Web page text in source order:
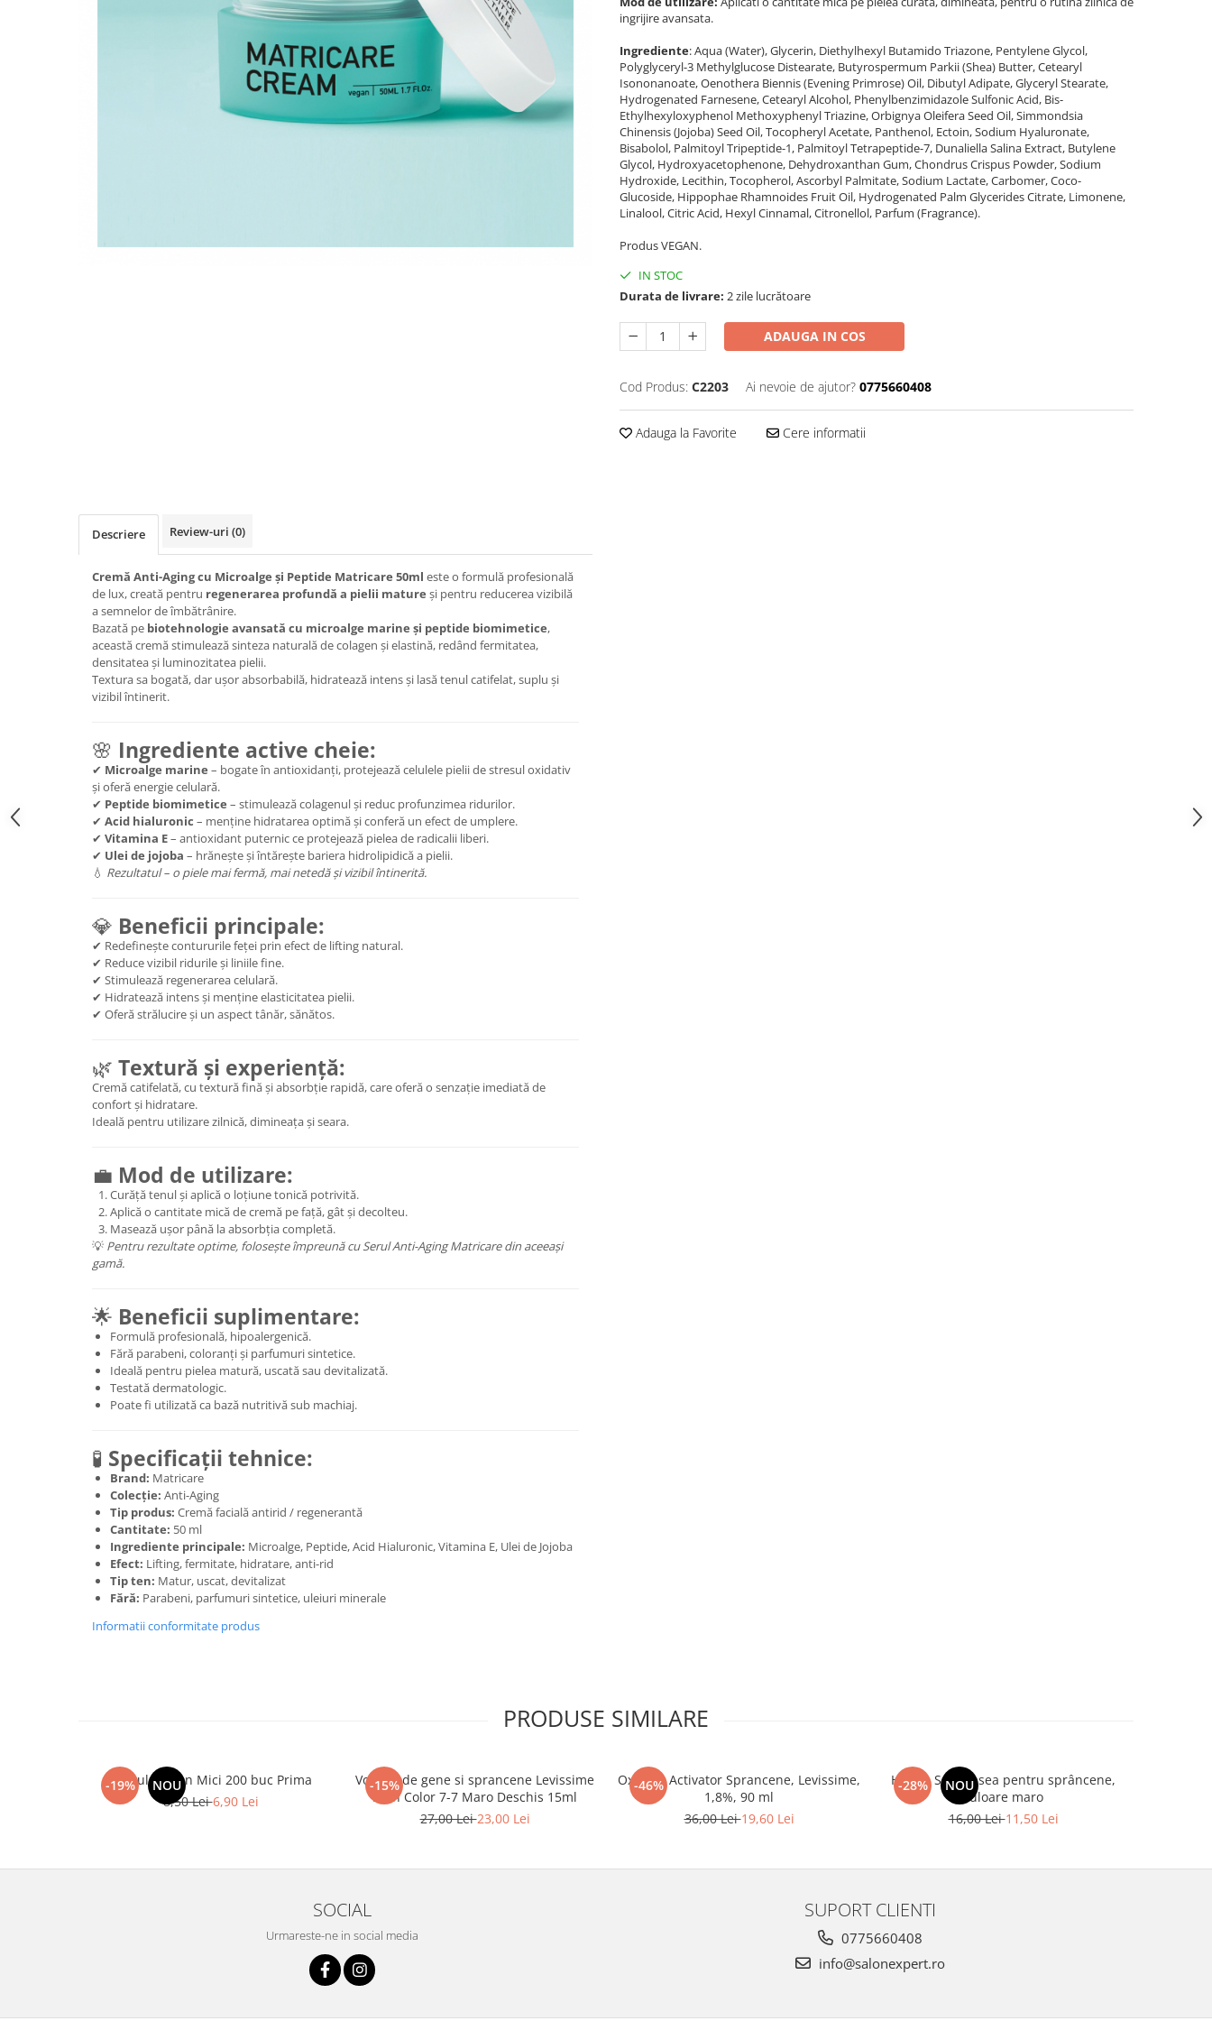
ingrijire avansata.
Ingrediente: Aqua (Water), Glycerin, Diethylhexyl Butamido Triazone, Pentylene Glycol,
Polyglyceryl-3 Methylglucose Distearate, Butyrospermum Parkii (Shea) Butter, Cetearyl
Isononanoate, Oenothera Biennis (Evening Primrose) Oil, Dibutyl Adipate, Glyceryl Stearate,
Hydrogenated Farnesene, Cetearyl Alcohol, Phenylbenzimidazole Sulfonic Acid, Bis-
Ethylhexyloxyphenol Methoxyphenyl Triazine, Orbignya Oleifera Seed Oil, Simmondsia
Chinensis (Jojoba) Seed Oil, Tocopheryl Acetate, Panthenol, Ectoin, Sodium Hyaluronate,
Bisabolol, Palmitoyl Tripeptide-1, Palmitoyl Tetrapeptide-7, Dunaliella Salina Extract, Butylene
Glycol, Hydroxyacetophenone, Dehydroxanthan Gum, Chondrus Crispus Powder, Sodium
Hydroxide, Lecithin, Tocopherol, Ascorbyl Palmitate, Sodium Lactate, Carbomer, Coco-
Glucoside, Hippophae Rhamnoides Fruit Oil, Hydrogenated Palm Glycerides Citrate, Limonene,
Linalool, Citric Acid, Hexyl Cinnamal, Citronellol, Parfum (Fragrance).
Produs VEGAN.
IN STOC
Durata de livrare: 2 zile lucrătoare
ADAUGA IN COS
Cod Produs: C2203 Ai nevoie de ajutor? 0775660408
Adauga la Favorite Cere informatii
Descriere Review-uri (0)
Cremă Anti-Aging cu Microalge și Peptide Matricare 50ml este o formulă profesională
de lux, creată pentru regenerarea profundă a pielii mature și pentru reducerea vizibilă
a semnelor de îmbătrânire.
Bazată pe biotehnologie avansată cu microalge marine și peptide biomimetice,
această cremă stimulează sinteza naturală de colagen și elastină, redând fermitatea,
densitatea și luminozitatea pielii.
Textura sa bogată, dar ușor absorbabilă, hidratează intens și lasă tenul catifelat, suplu și
vizibil întinerit.
🌸 Ingrediente active cheie:
✔ Microalge marine – bogate în antioxidanți, protejează celulele pielii de stresul oxidativ
și oferă energie celulară.
✔ Peptide biomimetice – stimulează colagenul și reduc profunzimea ridurilor.
✔ Acid hialuronic – menține hidratarea optimă și conferă un efect de umplere.
✔ Vitamina E– antioxidant puternic ce protejează pielea de radicalii liberi.
✔ Ulei de jojoba – hrănește și întărește bariera hidrolipidică a pielii.
💧 Rezultatul – o piele mai fermă, mai netedă și vizibil întinerită.
💎 Beneficii principale:
✔ Redefinește contururile feței prin efect de lifting natural.
✔ Reduce vizibil ridurile și liniile fine.
✔ Stimulează regenerarea celulară.
✔ Hidratează intens și menține elasticitatea pielii.
✔ Oferă strălucire și un aspect tânăr, sănătos.
🌿 Textură și experiență:
Cremă catifelată, cu textură fină și absorbție rapidă, care oferă o senzație imediată de
confort și hidratare.
Ideală pentru utilizare zilnică, dimineața și seara.
💼 Mod de utilizare:
Curăță tenul și aplică o loțiune tonică potrivită.
Aplică o cantitate mică de cremă pe față, gât și decolteu.
Masează ușor până la absorbția completă.
💡 Pentru rezultate optime, folosește împreună cu Serul Anti-Aging Matricare din aceeași
gamă.
🌟 Beneficii suplimentare:
Formulă profesională, hipoalergenică.
Fără parabeni, coloranți și parfumuri sintetice.
Ideală pentru pielea matură, uscată sau devitalizată.
Testată dermatologic.
Poate fi utilizată ca bază nutritivă sub machiaj.
🧪 Specificații tehnice:
Brand: Matricare
Colecție: Anti-Aging
Tip produs: Cremă facială antirid / regenerantă
Cantitate: 50 ml
Ingrediente principale: Microalge, Peptide, Acid Hialuronic, Vitamina E, Ulei de Jojoba
Efect: Lifting, fermitate, hidratare, anti-rid
Tip ten: Matur, uscat, devitalizat
Fără: Parabeni, parfumuri sintetice, uleiuri minerale
Informatii conformitate produs
PRODUSE SIMILARE
-19% NOU
Spatule Lemn Mici 200 buc Prima
8,50 Lei6,90 Lei
-15%
Vopsea de gene si sprancene Levissime
Lash Color 7-7 Maro Deschis 15ml
27,00 Lei23,00 Lei
-46%
Oxidant Activator Sprancene, Levissime,
1,8%, 90 ml
36,00 Lei19,60 Lei
-28% NOU
Henna Set vopsea pentru sprâncene,
culoare maro
16,00 Lei11,50 Lei
SOCIAL
Urmareste-ne in social media
SUPORT CLIENTI
0775660408
info@salonexpert.ro